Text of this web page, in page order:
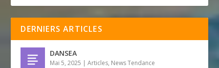
DERNIERS ARTICLES
DANSEA
Mai 5, 2025 |Articles, News Tendance